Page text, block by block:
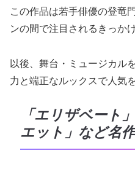
この作品は若手俳優の登竜
ンの間で注目されるきっか
以後、舞台・ミュージカル
力と端正なルックスで人気
「エリザベート
エット」など名